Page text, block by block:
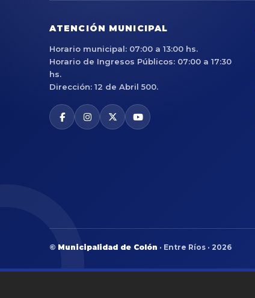
ATENCIÓN MUNICIPAL
Horario municipal: 07:00 a 13:00 hs.
Horario de Ingresos Públicos: 07:00 a 17:30
hs.
Dirección: 12 de Abril 500.
© Municipalidad de Colón · Entre Ríos · 2026